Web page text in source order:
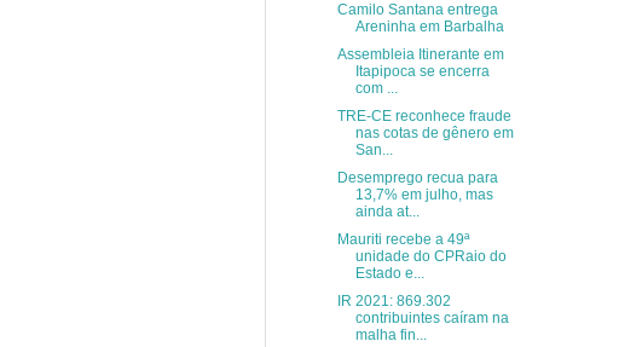
Camilo Santana entrega
Areninha em Barbalha
Assembleia Itinerante em
Itapipoca se encerra
com ...
TRE-CE reconhece fraude
nas cotas de gênero em
San...
Desemprego recua para
13,7% em julho, mas
ainda at...
Mauriti recebe a 49ª
unidade do CPRaio do
Estado e...
IR 2021: 869.302
contribuintes caíram na
malha fin...